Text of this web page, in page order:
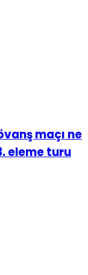
maçı ne
eleme turu